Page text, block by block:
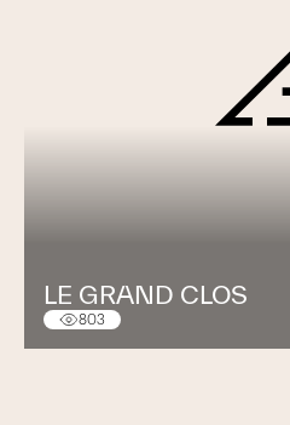
LE GRAND CLOS
803